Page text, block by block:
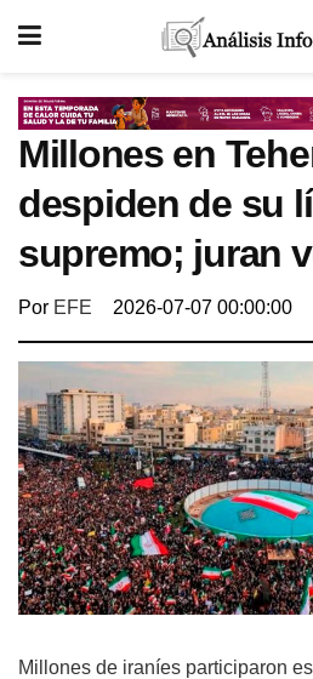
Millones en
despiden de su
supremo; juran
Por EFE 2026-07-07 00:00:00
Millones de iraníes participaron